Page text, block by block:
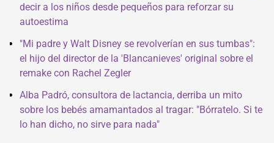
decir a los niños desde pequeños para reforzar su
autoestima
"Mi padre y Walt Disney se revolverían en sus tumbas":
el hijo del director de la 'Blancanieves' original sobre el
remake con Rachel Zegler
Alba Padró, consultora de lactancia, derriba un mito
sobre los bebés amamantados al tragar: "Bórratelo. Si te
lo han dicho, no sirve para nada"